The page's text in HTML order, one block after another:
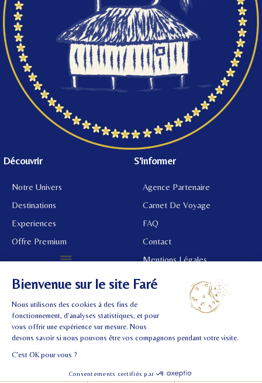
Découvrir
Notre Univers
Destinations
Experiences
Offre Premium
S'informer
Agence Partenaire
Carnet De Voyage
FAQ
Contact
Mentions Légales
©2024 Tous droits réservés.